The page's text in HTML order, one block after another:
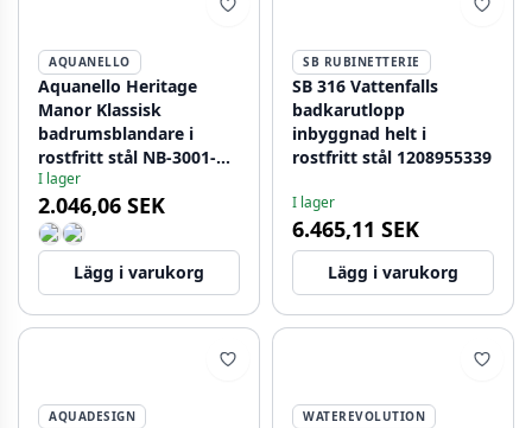
AQUANELLO
Aquanello Heritage
Manor Klassisk
badrumsblandare i
rostfritt stål NB-3001-
HM
I lager
2.046,06 SEK
Lägg i varukorg
SB RUBINETTERIE
SB 316 Vattenfalls
badkarutlopp
inbyggnad helt i
rostfritt stål 1208955339
I lager
6.465,11 SEK
Lägg i varukorg
AQUADESIGN WATEREVOLUTION